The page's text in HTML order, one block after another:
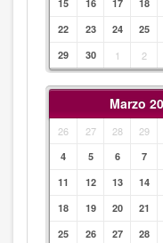
15
16 17 18
22
23 24 25
29
30 1 2
Marzo
26 27 28 29
4
5 6 7
11
12 13 14
18
19 20 21
25
26 27 28